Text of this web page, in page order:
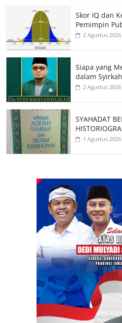
Skor IQ dan
Pemimpin
2 Agustus 2026
Siapa yang
dalam
2 Agustus 2026
SYAHADAT
1 Agustus 2026